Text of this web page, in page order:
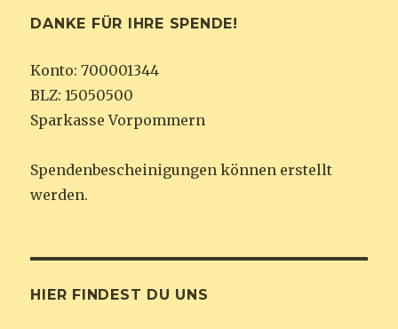
DANKE FÜR IHRE SPENDE!
Konto: 700001344
BLZ: 15050500
Sparkasse Vorpommern
Spendenbescheinigungen können erstellt
werden.
HIER FINDEST DU UNS